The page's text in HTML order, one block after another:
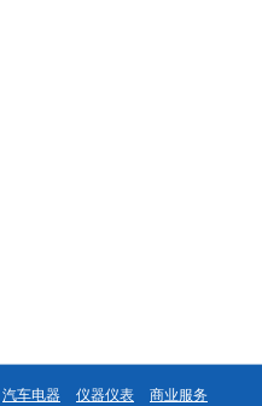
汽车电器 仪器仪表
商业服务